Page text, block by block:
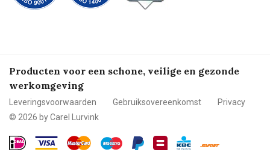
Producten voor een schone, veilige en gezonde
werkomgeving
Leveringsvoorwaarden Gebruiksovereenkomst
Privacy
© 2026 by Carel Lurvink